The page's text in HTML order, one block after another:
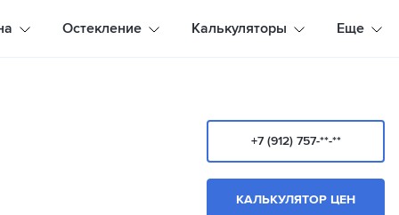
Остекление Калькуляторы Еще
+7 (912) 757-**-**
КАЛЬКУЛЯТОР ЦЕН